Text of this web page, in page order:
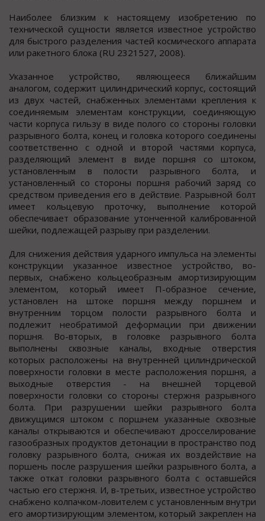
Наиболее близким к настоящему изобретению по
технической сущности является известное устройство
для быстрого разделения частей космического аппарата
или ракетного блока (RU 2321527, 2008).
Указанное устройство, являющееся ближайшим
аналогом, содержит цилиндрический корпус, состоящий
из двух частей, снабженных элементами крепления к
соединяемым элементам конструкции, соединяющую
части корпуса гильзу в виде полого со стороны головки
разрывного болта, конец и головка которого соединены
соответственно с одной и второй частями корпуса,
разделяющий элемент в виде поршня со штоком,
установленным в полости разрывного болта, и
установленный со стороны поршня рабочий заряд со
средством приведения его в действие. Разрывной болт
имеет кольцевую проточку, выполнение которой
обеспечивает образование утонченной калиброванной
шейки, подлежащей разрыву при разделении.
Для снижения действия ударного импульса на элементы
конструкции указанное известное устройство, во-
первых, снабжено кольцеобразным амортизирующим
элементом, который имеет П-образное сечение,
установлен на штоке поршня между поршнем и
внутренним торцом полости разрывного болта и
подлежит необратимой деформации при движении
поршня. Во-вторых, в головке разрывного болта
выполнены сквозные каналы, входные отверстия
которых расположены на внутренней цилиндрической
поверхности головки в месте расположения поршня, а
выходные отверстия - на внешней торцевой
поверхности головки со стороны стержня разрывного
болта. При разрушении шейки разрывного болта
движущимся штоком с поршнем указанные сквозные
каналы открываются и обеспечивают дросселирование
газообразных продуктов детонации в пространство под
головку разрывного болта, снижая их воздействие на
поршень после разрушения шейки разрывного болта, а
также откат головки разрывного болта с оставшейся
частью его стержня. И, в-третьих, известное устройство
снабжено колпачком-ловителем с установленным внутри
его амортизирующим элементом, который закреплен на